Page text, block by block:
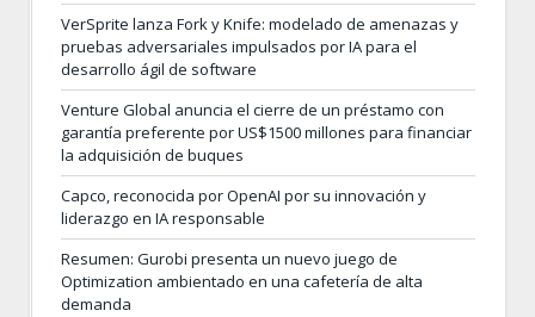
VerSprite lanza Fork y Knife: modelado de amenazas y
pruebas adversariales impulsados por IA para el
desarrollo ágil de software
Venture Global anuncia el cierre de un préstamo con
garantía preferente por US$1500 millones para financiar
la adquisición de buques
Capco, reconocida por OpenAI por su innovación y
liderazgo en IA responsable
Resumen: Gurobi presenta un nuevo juego de
Optimization ambientado en una cafetería de alta
demanda